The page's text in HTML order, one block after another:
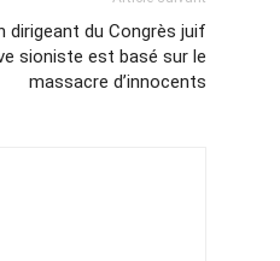
dirigeant du Congrès juif
sioniste est basé sur le
massacre d’innocents